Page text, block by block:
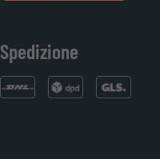
Spedizione